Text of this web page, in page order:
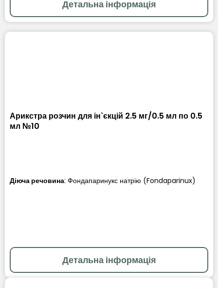
Детальна інформація
Арикстра розчин для ін`єкцій 2.5 мг/0.5 мл по 0.5
мл №10
Діюча речовина: Фондапаринукс натрію (Fondaparinux)
Детальна інформація